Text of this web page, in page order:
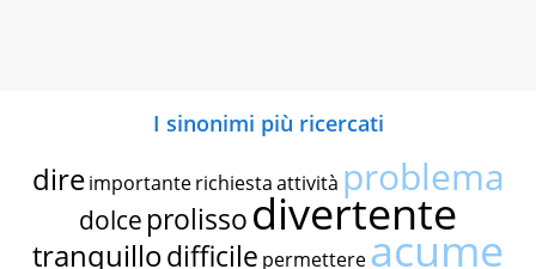
I sinonimi più ricercati
dire importante richiestaattività problema
dolce prolissodivertente
tranquillodifficile permettereacume